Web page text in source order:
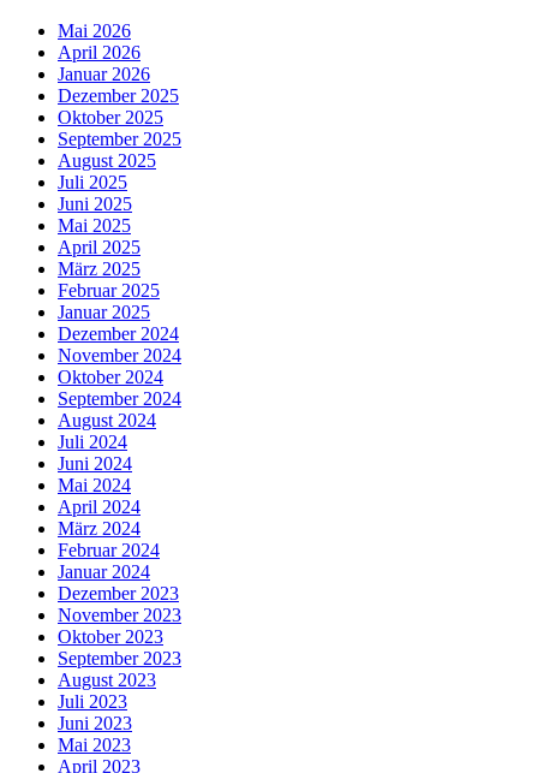
Mai 2026
April 2026
Januar 2026
Dezember 2025
Oktober 2025
September 2025
August 2025
Juli 2025
Juni 2025
Mai 2025
April 2025
März 2025
Februar 2025
Januar 2025
Dezember 2024
November 2024
Oktober 2024
September 2024
August 2024
Juli 2024
Juni 2024
Mai 2024
April 2024
März 2024
Februar 2024
Januar 2024
Dezember 2023
November 2023
Oktober 2023
September 2023
August 2023
Juli 2023
Juni 2023
Mai 2023
April 2023